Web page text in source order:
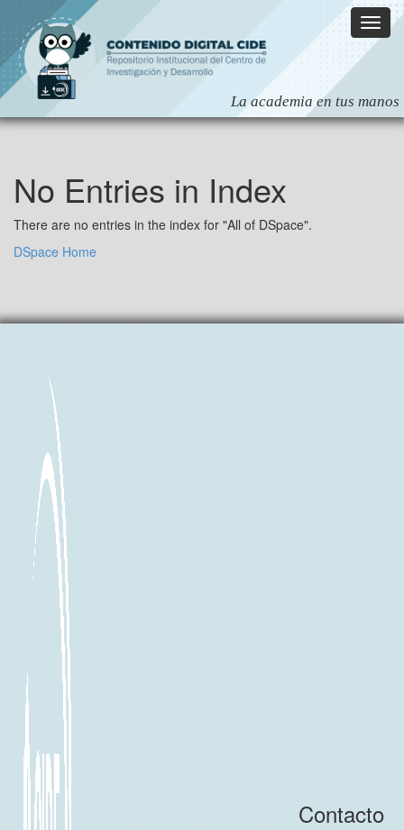
navigation
No Entries in Index
There are no entries in the index for "All of DSpace".
DSpace Home
Contacto